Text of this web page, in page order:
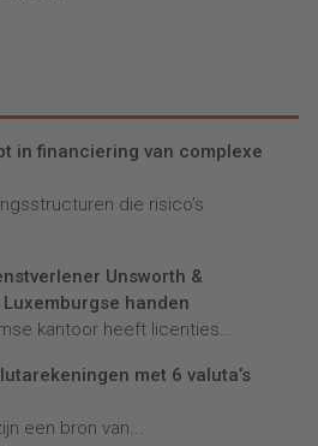
in financiering van complexe
die risico’s
Unsworth &
handen
kantoor heeft licenties...
met 6 valuta’s
een bron van...